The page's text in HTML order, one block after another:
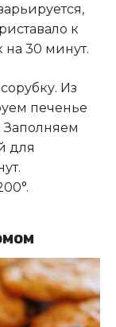
к
на 30 минут.
Из
печенье
для